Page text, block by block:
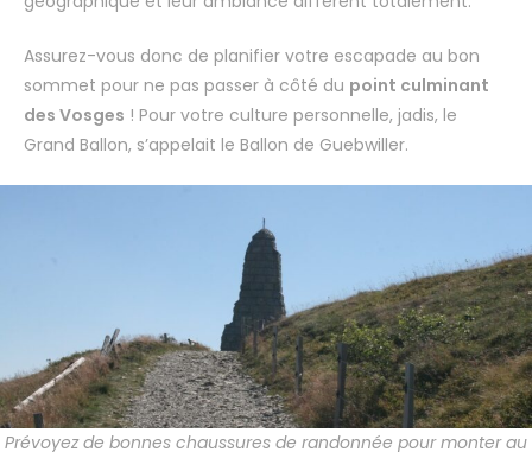
Assurez-vous donc de planifier votre escapade au bon
sommet pour ne pas passer à côté du point culminant
des Vosges ! Pour votre culture personnelle, jadis, le
Grand Ballon, s’appelait le Ballon de Guebwiller.
Prévoyez de bonnes chaussures de randonnée pour monter au